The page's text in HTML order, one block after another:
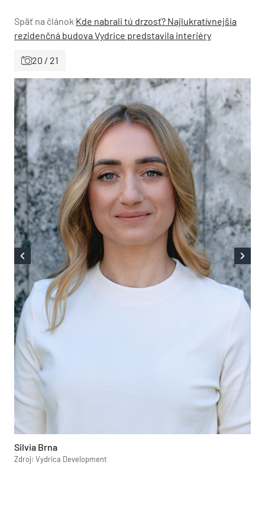
Späť na článok Kde nabrali tú drzosť? Najlukratívnejšia
rezidenčná budova Vydrice predstavila interiéry
20 / 21
Silvia Brna
Zdroj: Vydrica Development